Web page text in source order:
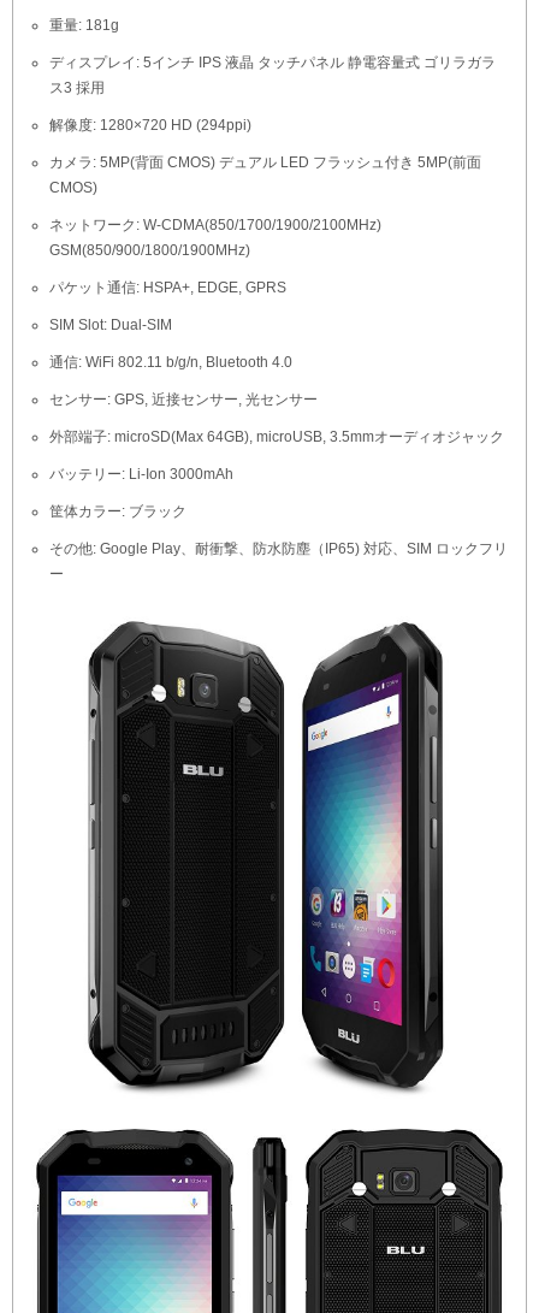
重量: 181g
ディスプレイ: 5インチ IPS 液晶 タッチパネル 静電容量式 ゴリラガラ
ス3 採用
解像度: 1280×720 HD (294ppi)
カメラ: 5MP(背面 CMOS) デュアル LED フラッシュ付き 5MP(前面
CMOS)
ネットワーク: W-CDMA(850/1700/1900/2100MHz)
GSM(850/900/1800/1900MHz)
パケット通信: HSPA+, EDGE, GPRS
SIM Slot: Dual-SIM
通信: WiFi 802.11 b/g/n, Bluetooth 4.0
センサー: GPS, 近接センサー, 光センサー
外部端子: microSD(Max 64GB), microUSB, 3.5mmオーディオジャック
バッテリー: Li-Ion 3000mAh
筐体カラー: ブラック
その他: Google Play、耐衝撃、防水防塵（IP65) 対応、SIM ロックフリ
ー